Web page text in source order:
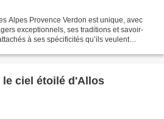
Alpes Provence Verdon est unique, avec
exceptionnels, ses traditions et savoir-
à ses spécificités qu’ils veulent
ciel étoilé d'Allos